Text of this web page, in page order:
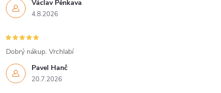
p
r
v
k
Václav Pěnkava
4.8.2026
Pavel Hanč
20.7.2026
Dobrý nákup. Vrchlabí